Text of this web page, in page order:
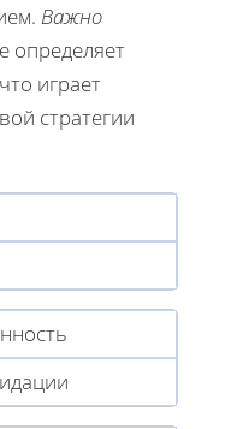
Важно
определяет
играет
стратегии